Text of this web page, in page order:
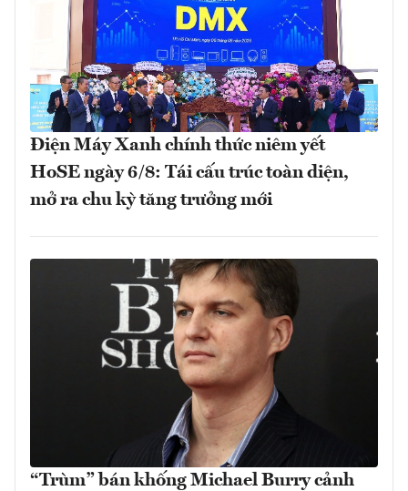
Điện Máy Xanh chính thức niêm yết
HoSE ngày 6/8: Tái cấu trúc toàn diện,
mở ra chu kỳ tăng trưởng mới
“Trùm” bán khống Michael Burry cảnh